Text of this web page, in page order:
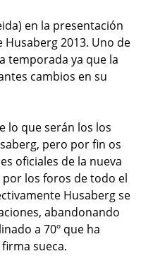
en la presentación
2013. Uno de
temporada ya que la
cambios en su
lo que serán los los
pero por fin os
oficiales de la nueva
los foros de todo el
Husaberg se
abandonando
a 70º que ha
sueca.